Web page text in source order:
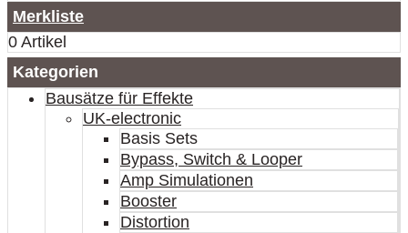
Merkliste
0 Artikel
Kategorien
Bausätze für Effekte
UK-electronic
Basis Sets
Bypass, Switch & Looper
Amp Simulationen
Booster
Distortion